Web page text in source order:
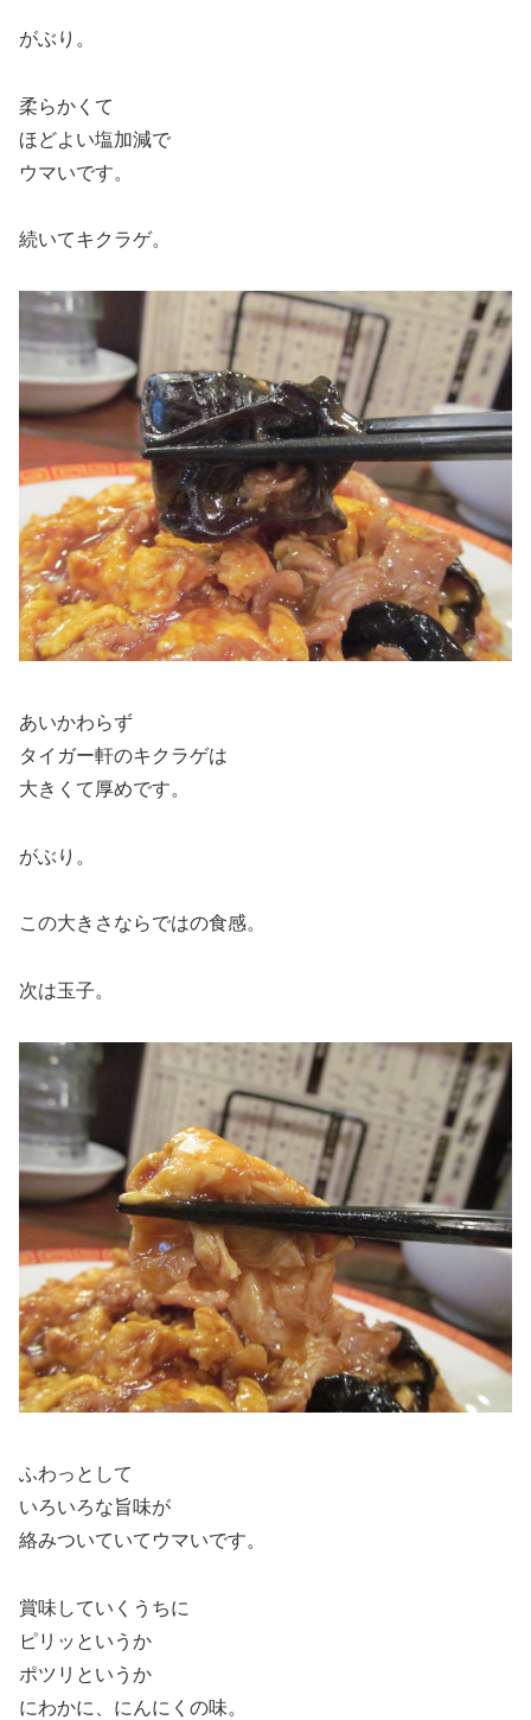
がぶり。
柔らかくて
ほどよい塩加減で
ウマいです。
続いてキクラゲ。
あいかわらず
タイガー軒のキクラゲは
大きくて厚めです。
がぶり。
この大きさならではの食感。
次は玉子。
ふわっとして
いろいろな旨味が
絡みついていてウマいです。
賞味していくうちに
ピリッというか
ポツリというか
にわかに、にんにくの味。